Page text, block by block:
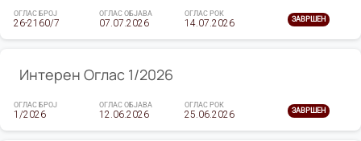
ОГЛАС БРОЈ
26-2160/7
ОГЛАС ОБЈАВА
07.07.2026
ОГЛАС РОК
14.07.2026 ЗАВРШЕН
Интерен Оглас 1/2026
ОГЛАС БРОЈ
1/2026
ОГЛАС ОБЈАВА
12.06.2026
ОГЛАС РОК
25.06.2026 ЗАВРШЕН